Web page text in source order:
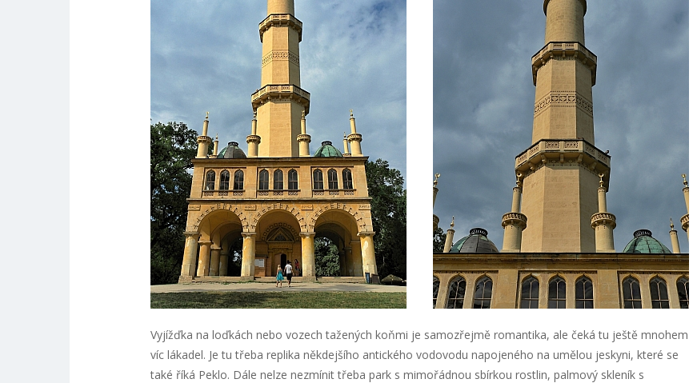
Vyjížďka na loďkách nebo vozech tažených koňmi je samozřejmě romantika, ale čeká tu ještě mnohem
víc lákadel. Je tu třeba replika někdejšího antického vodovodu napojeného na umělou jeskyni, které se
také říká Peklo. Dále nelze nezmínit třeba park s mimořádnou sbírkou rostlin, palmový skleník s